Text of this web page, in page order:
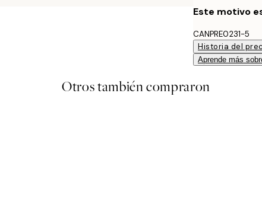
Este motivo
CANPRE0231-5
Historia del
Aprende más
Otros también compraron